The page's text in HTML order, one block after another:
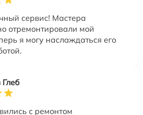
сервис! Мастера
отремонтировали мой
я могу наслаждаться его
с ремонтом